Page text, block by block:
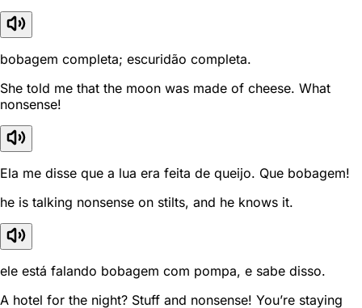
bobagem completa; escuridão completa.
She told me that the moon was made of cheese. What
nonsense!
Ela me disse que a lua era feita de queijo. Que bobagem!
he is talking nonsense on stilts, and he knows it.
ele está falando bobagem com pompa, e sabe disso.
A hotel for the night? Stuff and nonsense! You’re staying